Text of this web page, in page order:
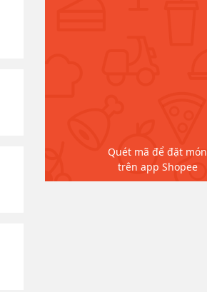
Quét mã để đặt món
trên app Shopee